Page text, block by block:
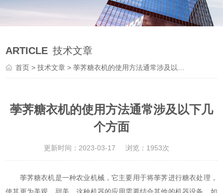
ARTICLE 技术文章
首页 >技术文章 > 荸荠糖衣机的使用方法通常涉及以下几个方面
荸荠糖衣机的使用方法通常涉及以下几
个方面
更新时间：2023-03-17 浏览：1953次
荸荠糖衣机是一种农业机械，它主要用于将荸荠进行糖衣处理，